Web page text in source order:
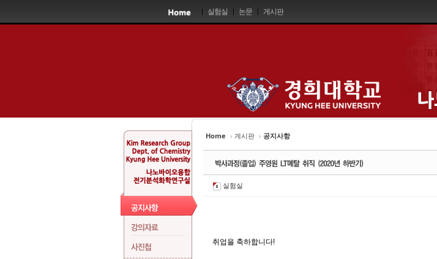
실험실 논문 게시판
Home › 게시판 › 공지사항
실험실
취업을 축하합니다!